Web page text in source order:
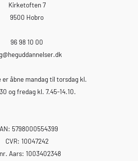
Kirketoften 7
9500 Hobro
96 98 10 00
@heguddannelser.dk
er åbne mandag til torsdag kl.
og fredag kl. 7.45-14.10.
5798000554399
CVR: 10047242
Aars: 1003402348